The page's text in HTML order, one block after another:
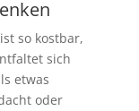
so kostbar,
sich
etwas
oder